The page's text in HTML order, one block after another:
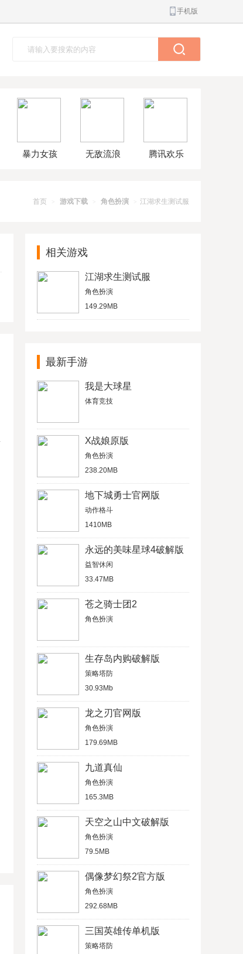
手机版
暴力女孩
化版
无敌流浪 腾讯欢乐
版
首页 > 游戏下载 > 角色扮演 > 江湖求生测试服
相关游戏
江湖求生测试服
角色扮演
149.29MB
最新手游
我是大球星
体育竞技
X战娘原版
角色扮演
238.20MB
地下城勇士官网版
动作格斗
1410MB
永远的美味星球4破解版
益智休闲
33.47MB
苍之骑士团2
角色扮演
生存岛内购破解版
策略塔防
30.93Mb
龙之刃官网版
角色扮演
179.69MB
九道真仙
角色扮演
165.3MB
天空之山中文破解版
角色扮演
79.5MB
偶像梦幻祭2官方版
角色扮演
292.68MB
三国英雄传单机版
策略塔防